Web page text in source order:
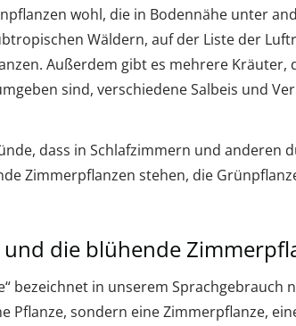
wohl, die in Bodennähe unter
Wäldern, auf der Liste der
Außerdem gibt es mehrere Kräuter,
sind, verschiedene Salbeis und
dass in Schlafzimmern und anderen
Zimmerpflanzen stehen, die
die blühende
bezeichnet in unserem Sprachgebrauch
Pflanze, sondern eine Zimmerpflanze,